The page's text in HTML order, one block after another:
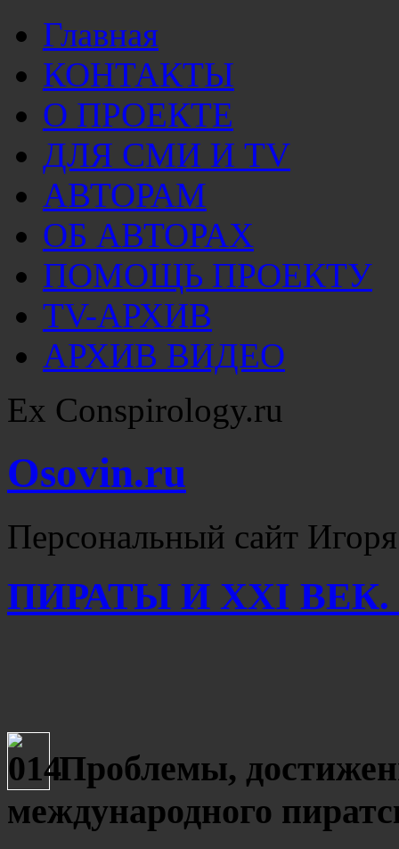
Главная
КОНТАКТЫ
О ПРОЕКТЕ
ДЛЯ СМИ И TV
АВТОРАМ
ОБ АВТОРАХ
ПОМОЩЬ ПРОЕКТУ
TV-АРХИВ
АРХИВ ВИДЕО
Ex Conspirology.ru
Osovin.ru
Персональный сайт
ПИРАТЫ И XXI ВЕК.
Проблемы,
международного